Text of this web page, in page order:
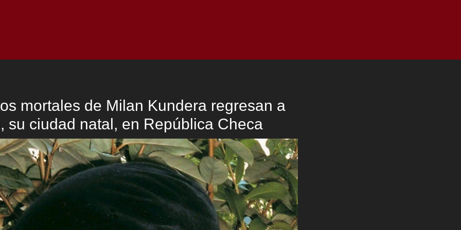
mortales de Milan Kundera regresan a
su ciudad natal, en República Checa